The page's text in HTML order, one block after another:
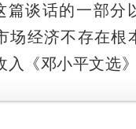
篇谈话的一部分
场经济不存在根
入《邓小平文选》